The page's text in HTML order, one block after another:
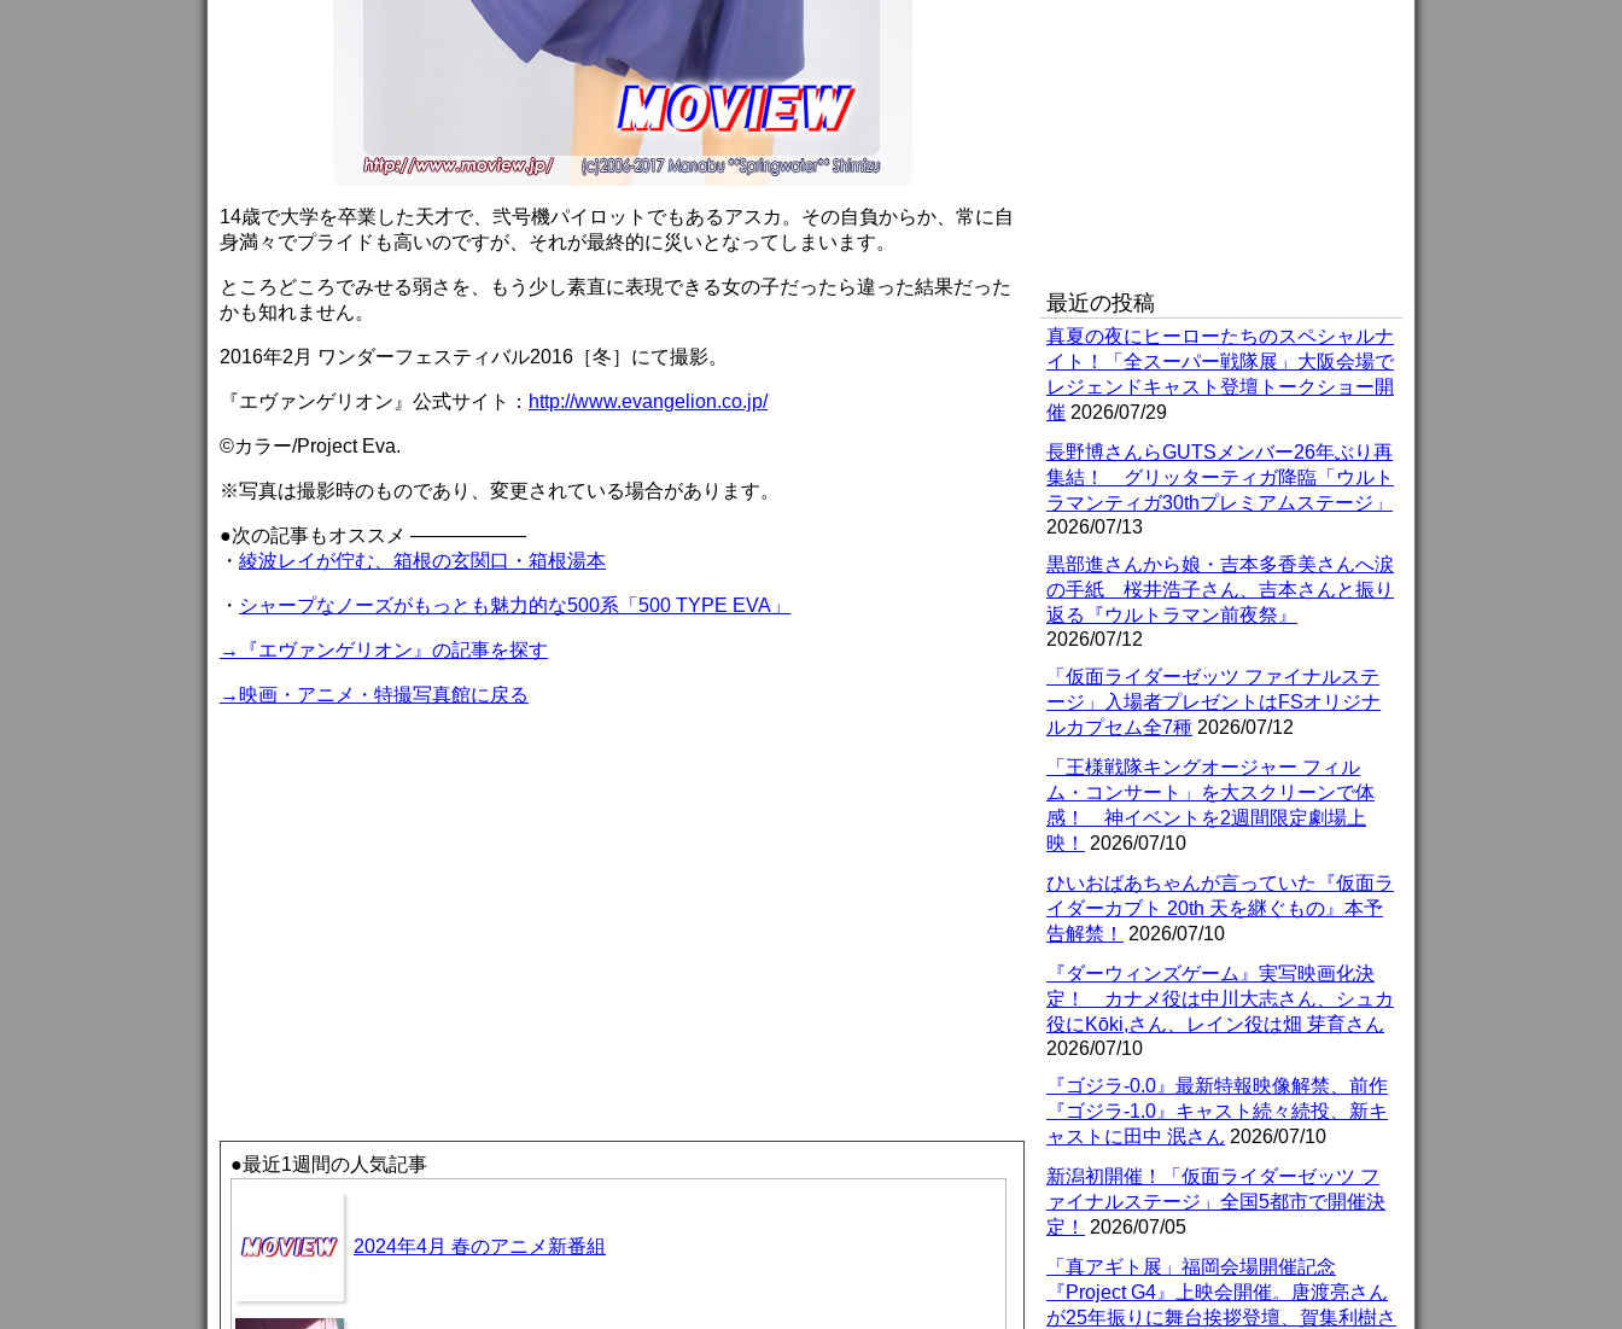
14歳で大学を卒業した天才で、弐号機パイロットでもあるアスカ。その自負からか、常に自
身満々でプライドも高いのですが、それが最終的に災いとなってしまいます。
ところどころでみせる弱さを、もう少し素直に表現できる女の子だったら違った結果だった
かも知れません。
2016年2月 ワンダーフェスティバル2016［冬］にて撮影。
『エヴァンゲリオン』公式サイト： http://www.evangelion.co.jp/
©カラー/Project Eva.
※写真は撮影時のものであり、変更されている場合があります。
●次の記事もオススメ ——————
・ 綾波レイが佇む、箱根の玄関口・箱根湯本
・ シャープなノーズがもっとも魅力的な500系「500 TYPE EVA」
→『エヴァンゲリオン』の記事を探す
→映画・アニメ・特撮写真館に戻る
●最近1週間の人気記事
2024年4月 春のアニメ新番組
最近の投稿
真夏の夜にヒーローたちのスペシャルナ
イト！「全スーパー戦隊展」大阪会場で
レジェンドキャスト登壇トークショー開
催 2026/07/29
長野博さんらGUTSメンバー26年ぶり再
集結！ グリッターティガ降臨「ウルト
ラマンティガ30thプレミアムステージ」
2026/07/13
黒部進さんから娘・吉本多香美さんへ涙
の手紙 桜井浩子さん、吉本さんと振り
返る『ウルトラマン前夜祭』
2026/07/12
「仮面ライダーゼッツ ファイナルステ
ージ」入場者プレゼントはFSオリジナ
ルカプセム全7種 2026/07/12
「王様戦隊キングオージャー フィル
ム・コンサート」を大スクリーンで体
感！ 神イベントを2週間限定劇場上
映！
2026/07/10
ひいおばあちゃんが言っていた『仮面ラ
イダーカブト 20th 天を継ぐもの』本予
告解禁！
2026/07/10
『ダーウィンズゲーム』実写映画化決
定！ カナメ役は中川大志さん、シュカ
役にKōki,さん、レイン役は畑 芽育さん
2026/07/10
『ゴジラ-0.0』最新特報映像解禁、前作
『ゴジラ-1.0』キャスト続々続投、新キ
ャストに田中 泯さん 2026/07/10
新潟初開催！「仮面ライダーゼッツ フ
ァイナルステージ」全国5都市で開催決
定！
2026/07/05
「真アギト展」福岡会場開催記念
『Project G4』上映会開催。唐渡亮さん
が25年振りに舞台挨拶登壇、賀集利樹さ